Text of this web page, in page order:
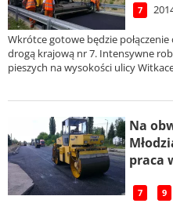
7
Wkrótce gotowe będzie
drogą krajową nr 7. Intensywne
pieszych na wysokości ulicy
Na
praca
7 9